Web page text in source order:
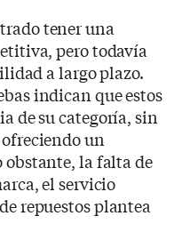
tener una
pero todavía
a largo plazo.
indican que estos
de su categoría, sin
un
la falta de
el servicio
repuestos plantea